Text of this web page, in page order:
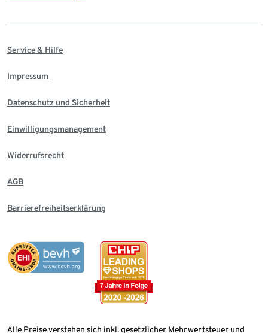
Service & Hilfe
Impressum
Datenschutz und Sicherheit
Einwilligungsmanagement
Widerrufsrecht
AGB
Barrierefreiheitserklärung
Alle Preise verstehen sich inkl. gesetzlicher Mehrwertsteuer und